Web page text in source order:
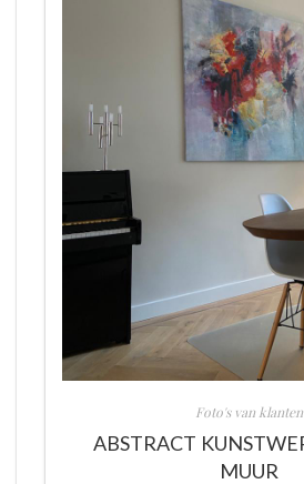
Foto's van klanten
ABSTRACT
MUUR